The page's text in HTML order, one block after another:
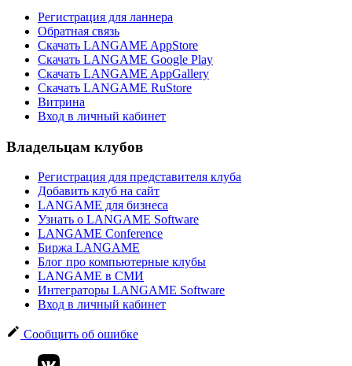
Регистрация для ланнера
Обратная связь
Скачать LANGAME AppStore
Скачать LANGAME Google Play
Скачать LANGAME AppGallery
Скачать LANGAME RuStore
Витрина
Вход в личный кабинет
Владельцам клубов
Регистрация для представителя клуба
Добавить клуб на сайт
LANGAME для бизнеса
Узнать о LANGAME Software
LANGAME Conference
Биржа LANGAME
Блог про компьютерные клубы
LANGAME в СМИ
Интеграторы LANGAME Software
Вход в личный кабинет
Сообщить об ошибке